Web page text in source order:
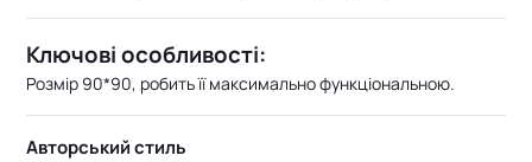
Ключові особливості:
Розмір 90*90, робить її максимально функціональною.
Авторський стиль